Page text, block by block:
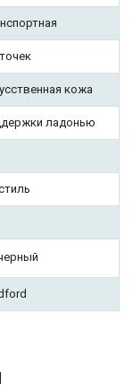
кожа
ладонью